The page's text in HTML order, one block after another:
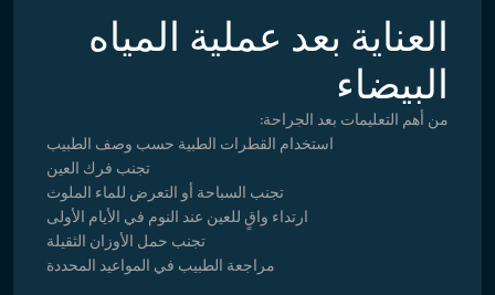
العناية بعد عملية المياه
البيضاء
من أهم التعليمات بعد الجراحة:
استخدام القطرات الطبية حسب وصف الطبيب
تجنب فرك العين
تجنب السباحة أو التعرض للماء الملوث
ارتداء واقٍ للعين عند النوم في الأيام الأولى
تجنب حمل الأوزان الثقيلة
مراجعة الطبيب في المواعيد المحددة